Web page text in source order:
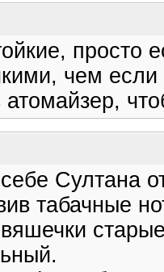
просто
чем
атомайзер,
Султана
табачные